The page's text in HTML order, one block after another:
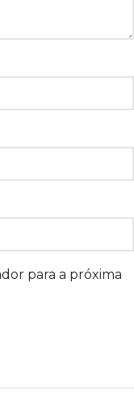
para a próxima